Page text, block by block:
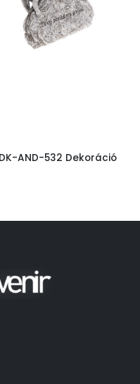
DK-AND-532 Dekoráció